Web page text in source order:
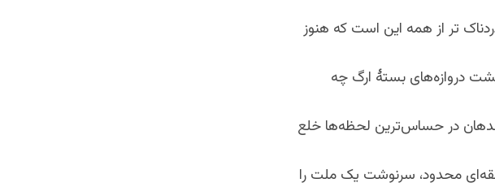
تر از همه این است که هنوز
دروازه‌های بستهٔ ارگ چه
در حساس‌ترین لحظه‌ها خلع
محدود، سرنوشت یک ملت را